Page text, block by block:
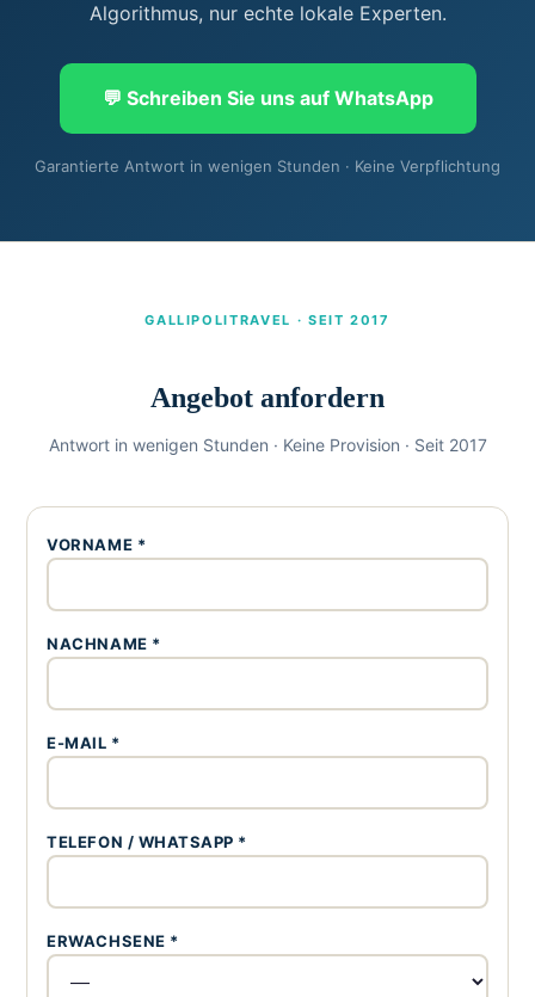
Algorithmus, nur echte lokale Experten.
💬 Schreiben Sie uns auf WhatsApp
Garantierte Antwort in wenigen Stunden · Keine Verpflichtung
GALLIPOLITRAVEL · SEIT 2017
Angebot anfordern
Antwort in wenigen Stunden · Keine Provision · Seit 2017
VORNAME *
NACHNAME *
E-MAIL *
TELEFON / WHATSAPP *
ERWACHSENE *